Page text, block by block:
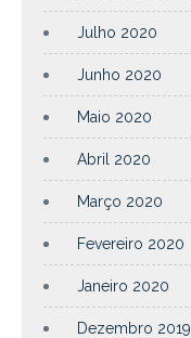
Julho 2020
Junho 2020
Maio 2020
Abril 2020
Março 2020
Fevereiro 2020
Janeiro 2020
Dezembro 2019